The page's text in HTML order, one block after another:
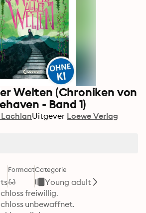
Welten (Chroniken von
- Band 1)
Uitgever Loewe Verlag
FormaatCategorie
Young adult
freiwillig.
unbewaffnet.